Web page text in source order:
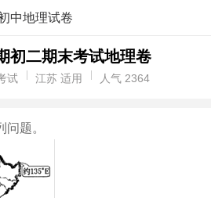
中地理试卷
初二期末考试地理卷
试 江苏 适用 人气 2364
题。